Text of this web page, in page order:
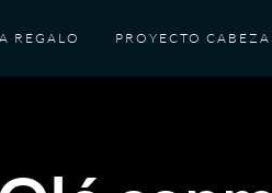
REGALO PROYECTO